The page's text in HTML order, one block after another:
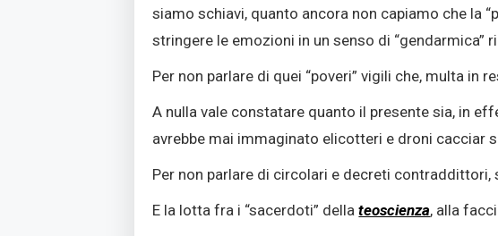
siamo schiavi, quanto ancora non capiamo che la
stringere le emozioni in un senso di “gendarmica”
Per non parlare di quei “poveri” vigili che, multa in
A nulla vale constatare quanto il presente sia, in
avrebbe mai immaginato elicotteri e droni cacciar
Per non parlare di circolari e decreti
E la lotta fra i “sacerdoti” dellateoscienza, alla